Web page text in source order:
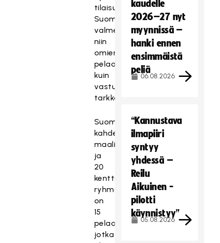
tilaisuuden
Suomen
valmennukselle
niin
omien
pelaajien
kuin
vastustajan
tarkkailuun.
Suomen
kahden
maalivahdin
ja
20
kenttäpelaajan
ryhmässä
on
15
pelaajaa,
jotka
kaudelle
2026–27 nyt
myynnissä –
hanki ennen
ensimmäistä
peliä
06.08.2026
“Kannustava
ilmapiiri
syntyy
yhdessä –
Reilu
Aikuinen -
pilotti
käynnistyy”
05.08.2026